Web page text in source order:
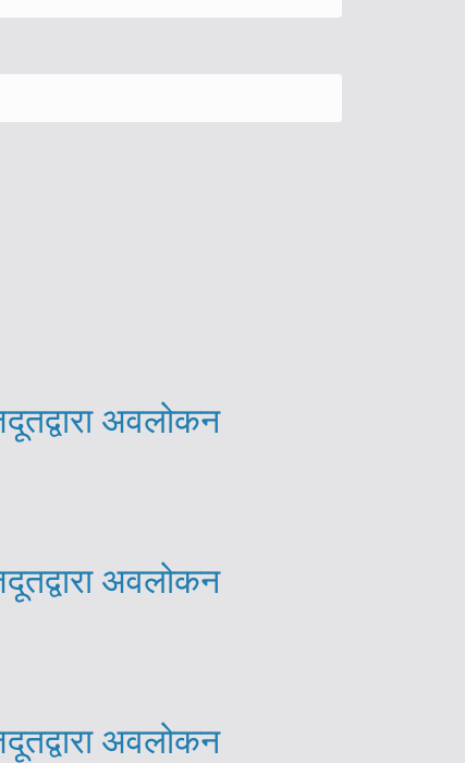
अवलोकन
अवलोकन
अवलोकन